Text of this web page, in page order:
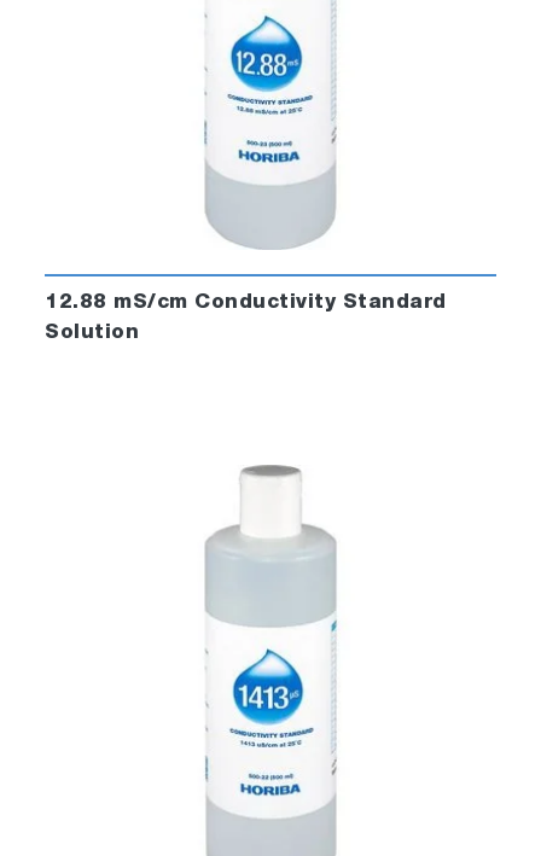
12.88 mS/cm Conductivity Standard
Solution